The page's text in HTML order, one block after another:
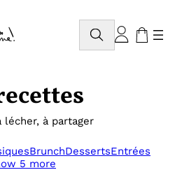
Rechercher
lécher, à partager
BrunchDessertsEntrées
5 more